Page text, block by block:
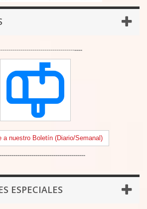
----
a nuestro Boletín (Diario/Semanal)
ESPECIALES